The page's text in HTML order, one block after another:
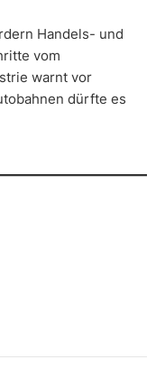
Handels- und
vom
warnt vor
dürfte es